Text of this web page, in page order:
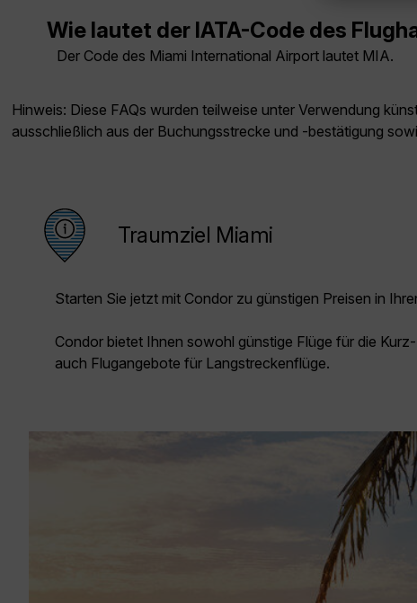
Wie lautet der IATA-Code des
Der Code des Miami International Airport lautet MIA.
Hinweis: Diese FAQs wurden teilweise unter Verwendung
ausschließlich aus der Buchungsstrecke und -bestätigung
Traumziel Miami
Starten Sie jetzt mit Condor zu günstigen Preisen in
Condor bietet Ihnen sowohl günstige Flüge für die
auch Flugangebote für Langstreckenflüge.